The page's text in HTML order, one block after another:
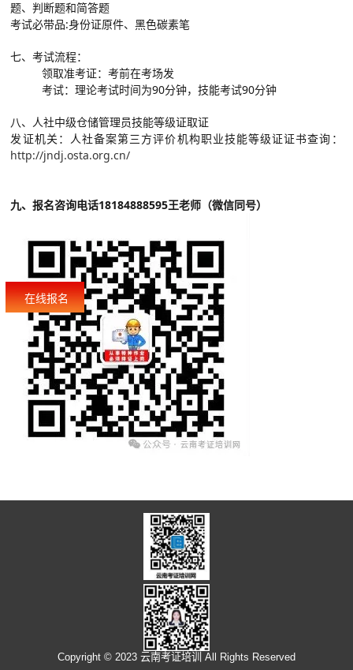
题、判断题和简答题
考试必带品:身份证原件、黑色碳素笔
七、考试流程：
领取准考证：考前在考场发
考试：理论考试时间为90分钟，技能考试90分钟
八、人社中级仓储管理员技能等级证取证
发证机关：人社备案第三方评价机构职业技能等级证证书查询：
http://jndj.osta.org.cn/
九、报名咨询电话18184888595王老师（微信同号）
Copyright © 2023 云南考证培训 All Rights Reserved
在线报名